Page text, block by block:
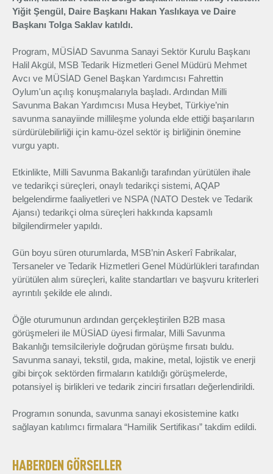
Yiğit Şengül, Daire Başkanı Hakan Yaslıkaya ve Daire
Başkanı Tolga Saklav katıldı.
Program, MÜSİAD Savunma Sanayi Sektör Kurulu Başkanı
Halil Akgül, MSB Tedarik Hizmetleri Genel Müdürü Mehmet
Avcı ve MÜSİAD Genel Başkan Yardımcısı Fahrettin
Oylum'un açılış konuşmalarıyla başladı. Ardından Milli
Savunma Bakan Yardımcısı Musa Heybet, Türkiye’nin
savunma sanayiinde millileşme yolunda elde ettiği başarıların
sürdürülebilirliği için kamu-özel sektör iş birliğinin önemine
vurgu yaptı.
Etkinlikte, Milli Savunma Bakanlığı tarafından yürütülen ihale
ve tedarikçi süreçleri, onaylı tedarikçi sistemi, AQAP
belgelendirme faaliyetleri ve NSPA (NATO Destek ve Tedarik
Ajansı) tedarikçi olma süreçleri hakkında kapsamlı
bilgilendirmeler yapıldı.
Gün boyu süren oturumlarda, MSB’nin Askerî Fabrikalar,
Tersaneler ve Tedarik Hizmetleri Genel Müdürlükleri tarafından
yürütülen alım süreçleri, kalite standartları ve başvuru kriterleri
ayrıntılı şekilde ele alındı.
Öğle oturumunun ardından gerçekleştirilen B2B masa
görüşmeleri ile MÜSİAD üyesi firmalar, Milli Savunma
Bakanlığı temsilcileriyle doğrudan görüşme fırsatı buldu.
Savunma sanayi, tekstil, gıda, makine, metal, lojistik ve enerji
gibi birçok sektörden firmaların katıldığı görüşmelerde,
potansiyel iş birlikleri ve tedarik zinciri fırsatları değerlendirildi.
Programın sonunda, savunma sanayi ekosistemine katkı
sağlayan katılımcı firmalara “Hamilik Sertifikası” takdim edildi.
HABERDEN GÖRSELLER